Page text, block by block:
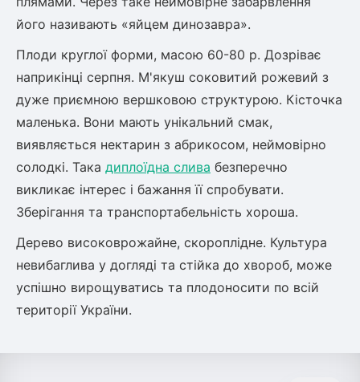
троянди)
його називають «яйцем динозавра».
Плоди круглої форми, масою 60-80 р. Дозріває
наприкінці серпня. М'якуш соковитий рожевий з
дуже приємною вершковою структурою. Кісточка
маленька. Вони мають унікальний смак,
виявляється нектарин з абрикосом, неймовірно
солодкі. Така диплоїдна слива безперечно
викликає інтерес і бажання її спробувати.
Зберігання та транспортабельність хороша.
Дерево високоврожайне, скороплідне. Культура
невибаглива у догляді та стійка до хвороб, може
успішно вирощуватись та плодоносити по всій
території України.